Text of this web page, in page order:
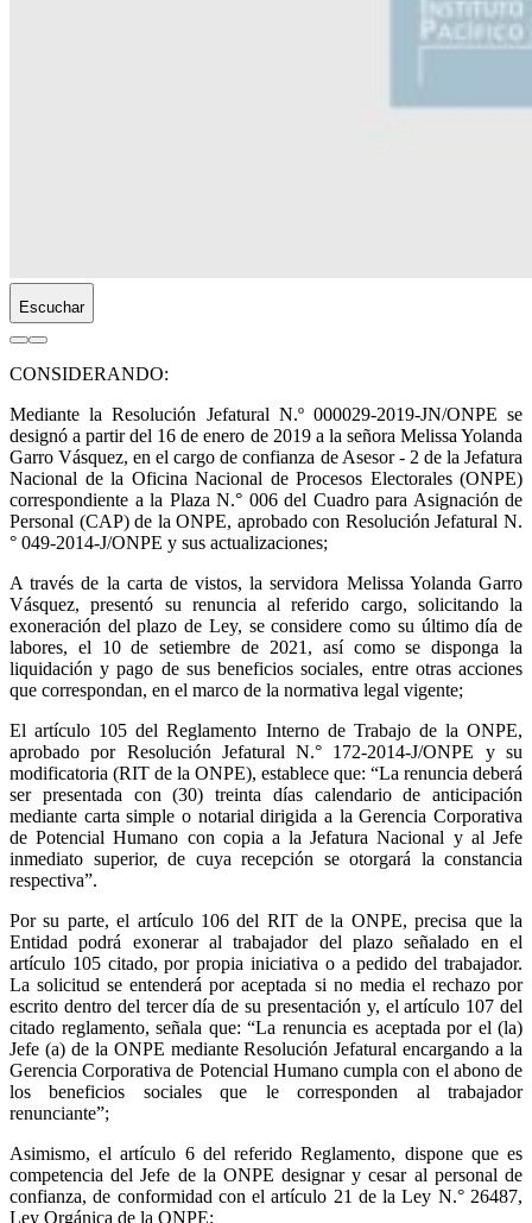
Escuchar
CONSIDERANDO:
Mediante la Resolución Jefatural N.º 000029-2019-JN/ONPE se
designó a partir del 16 de enero de 2019 a la señora Melissa Yolanda
Garro Vásquez, en el cargo de confianza de Asesor - 2 de la Jefatura
Nacional de la Oficina Nacional de Procesos Electorales (ONPE)
correspondiente a la Plaza N.° 006 del Cuadro para Asignación de
Personal (CAP) de la ONPE, aprobado con Resolución Jefatural N.
° 049-2014-J/ONPE y sus actualizaciones;
A través de la carta de vistos, la servidora Melissa Yolanda Garro
Vásquez, presentó su renuncia al referido cargo, solicitando la
exoneración del plazo de Ley, se considere como su último día de
labores, el 10 de setiembre de 2021, así como se disponga la
liquidación y pago de sus beneficios sociales, entre otras acciones
que correspondan, en el marco de la normativa legal vigente;
El artículo 105 del Reglamento Interno de Trabajo de la ONPE,
aprobado por Resolución Jefatural N.° 172-2014-J/ONPE y su
modificatoria (RIT de la ONPE), establece que: “La renuncia deberá
ser presentada con (30) treinta días calendario de anticipación
mediante carta simple o notarial dirigida a la Gerencia Corporativa
de Potencial Humano con copia a la Jefatura Nacional y al Jefe
inmediato superior, de cuya recepción se otorgará la constancia
respectiva”.
Por su parte, el artículo 106 del RIT de la ONPE, precisa que la
Entidad podrá exonerar al trabajador del plazo señalado en el
artículo 105 citado, por propia iniciativa o a pedido del trabajador.
La solicitud se entenderá por aceptada si no media el rechazo por
escrito dentro del tercer día de su presentación y, el artículo 107 del
citado reglamento, señala que: “La renuncia es aceptada por el (la)
Jefe (a) de la ONPE mediante Resolución Jefatural encargando a la
Gerencia Corporativa de Potencial Humano cumpla con el abono de
los beneficios sociales que le corresponden al trabajador
renunciante”;
Asimismo, el artículo 6 del referido Reglamento, dispone que es
competencia del Jefe de la ONPE designar y cesar al personal de
confianza, de conformidad con el artículo 21 de la Ley N.° 26487,
Ley Orgánica de la ONPE;